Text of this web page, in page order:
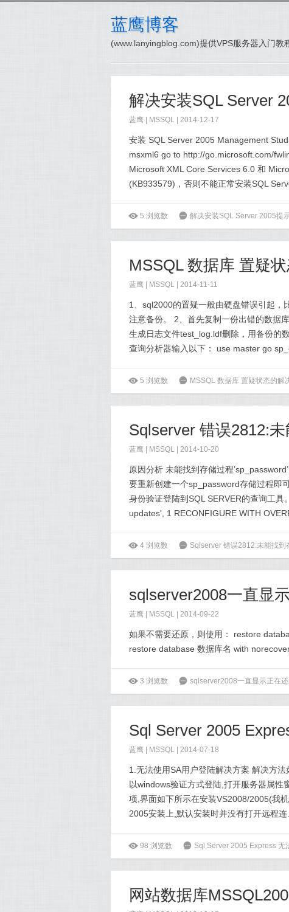
蓝鹰博客
(www.lanyingblog.com)提供VPS服务器入门
蓝鹰 | MSSQL | 2014-12-17
安装 SQL Server 2005 Management
msxml6 go to http://go.microsoft.com/
Microsoft XML Core Services 6.0 和
(KB933579)，否则不能正常安装SQL
ė 5 浏览数 6 解决安装SQL Server 2005提
MSSQL 数据库 置疑
蓝鹰 | MSSQL | 2014-11-11
1、sql2000的置疑一般由硬盘错误引起，
注意备份。 2、首先复制一份出错的数据
生成日志文件test_log.ldf删除，用备份的
查询分析器输入以下： use master go
ė 5 浏览数 6 MSSQL 数据库 置疑状态的解
Sqlserver 错误2812:
蓝鹰 | MSSQL | 2014-10-20
原因分析 未能找到存储过程
要重新创建一个sp_password存储过程即
身份验证登陆到SQL SERVER的查询工
updates', 1 RECONFIGURE WITH
ė 4 浏览数 6 Sqlserver 错误2812:未能找到
sqlserver2008一直显
蓝鹰 | MSSQL | 2014-09-22
如果不需要还原，则使用： restore
restore database 数据库名 with
ė 3 浏览数 6 sqlserver2008一直显示正在还
Sql Server 2005
蓝鹰 | MSSQL | 2014-07-18
1.无法使用SA用户登陆解决方案 解决方
以windows验证方式登陆,打开服务器属性
项,界面如下所示在安装VS2008/2005(我
2005安装上,默认安装时并没有打开远程连
ė 98 浏览数 6 Sql Server 2005 Express 无
网站数据库